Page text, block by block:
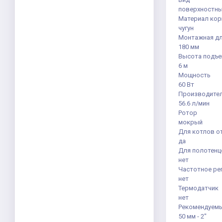
Материал
чугун
Монтажная
180 мм
Высота
6 м
Мощность
60 Вт
56.6 л/мин
Ротор
мокрый
Для котлов
да
Для
нет
Частотное
нет
Термодатчик
нет
50 мм - 2"